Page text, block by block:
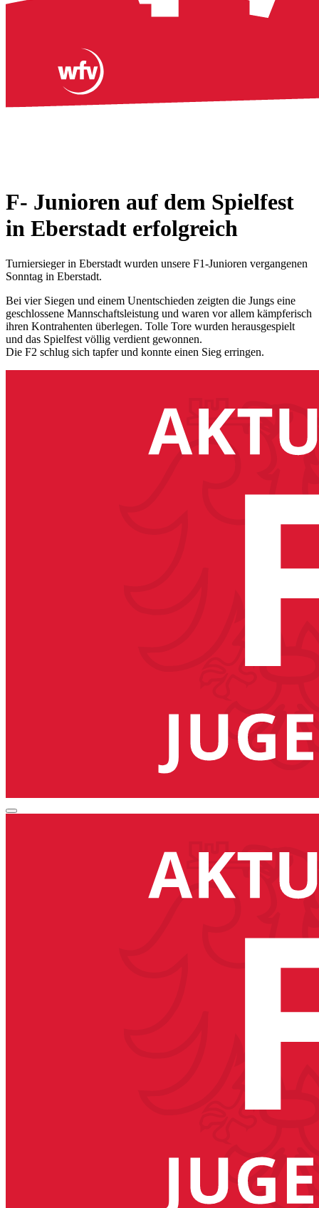
F- Junioren auf dem Spielfest
in Eberstadt erfolgreich
Turniersieger in Eberstadt wurden unsere F1-Junioren vergangenen
Sonntag in Eberstadt.
Bei vier Siegen und einem Unentschieden zeigten die Jungs eine
geschlossene Mannschaftsleistung und waren vor allem kämpferisch
ihren Kontrahenten überlegen. Tolle Tore wurden herausgespielt
und das Spielfest völlig verdient gewonnen.
Die F2 schlug sich tapfer und konnte einen Sieg erringen.